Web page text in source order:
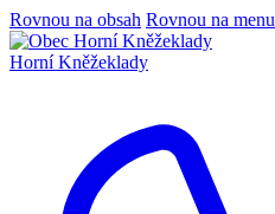
Rovnou na obsah Rovnou na menu
Horní Kněžeklady